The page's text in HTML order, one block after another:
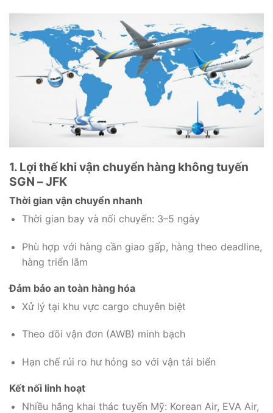
1. Lợi thế khi vận chuyển hàng không tuyến
SGN – JFK
Thời gian vận chuyển nhanh
Thời gian bay và nối chuyến: 3–5 ngày
Phù hợp với hàng cần giao gấp, hàng theo deadline,
hàng triển lãm
Đảm bảo an toàn hàng hóa
Xử lý tại khu vực cargo chuyên biệt
Theo dõi vận đơn (AWB) minh bạch
Hạn chế rủi ro hư hỏng so với vận tải biển
Kết nối linh hoạt
Nhiều hãng khai thác tuyến Mỹ: Korean Air, EVA Air,